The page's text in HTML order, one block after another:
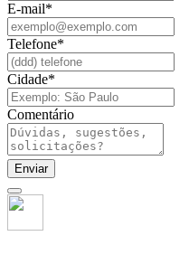
E-mail*
Telefone*
Cidade*
Comentário
Enviar